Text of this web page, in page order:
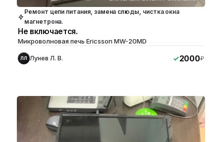
Ремонт цепи питания, замена слюды, чистка окна
магнетрона.
Не включается.
Микроволновая печь Ericsson MW-20MD
ЛЛ Лунев Л. В. 2000₽